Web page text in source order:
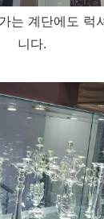
는 계단에도 럭
니다.